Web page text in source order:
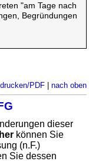
"am Tage nach
Begründungen
PDF| nach oben
dieser
können Sie
(n.F.)
Sie dessen